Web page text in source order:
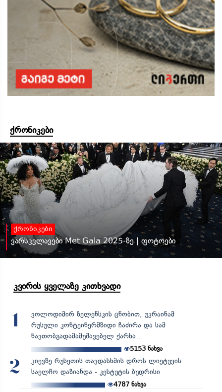
ქრონიკები
ქრონიკები
ვარსკვლავები Met Gala 2025-ზე | ფოტოები
კვირის ყველაზე კითხვადი
1
ვოლოდიმირ ზელენსკის ცნობით, უკრაინამ
რუსული კონტეინერმზიდი ჩაძირა და სამ
ნავთობგადამამუშავებელ ქარხა...
5153 ნახვა
2
კიევზე რუსეთის თავდასხმის დროს ლიეტუვის
საელჩო დაზიანდა - კესტუტის ბუდრისი
4787ნახვა